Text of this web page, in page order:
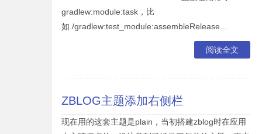
gradlew:module:task，比
如./gradlew:test_module:assembleRelease...
阅读全文
ZBLOG主题添加右侧栏
现在用的这套主题是plain，当初搭建zblog时在应用